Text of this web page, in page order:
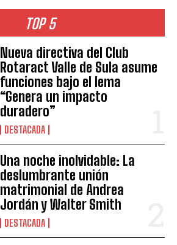
TOP 5
Nueva directiva del Club
Rotaract Valle de Sula asume
funciones bajo el lema
“Genera un impacto
duradero”
DESTACADA
Una noche inolvidable: La
deslumbrante unión
matrimonial de Andrea
Jordán y Walter Smith
DESTACADA